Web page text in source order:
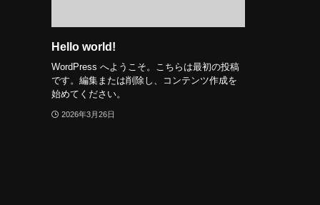
Hello world!
WordPress へようこそ。こちらは最初の投稿
です。編集または削除し、コンテンツ作成を
始めてください。
2026年3月26日